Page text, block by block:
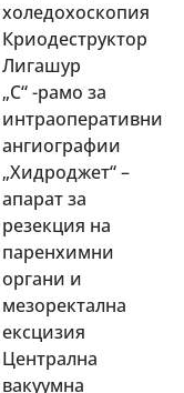
холедохоскопия
Криодеструктор
Лигашур
„С“ -рамо за
интраоперативни
ангиографии
„Хидроджет“ –
апарат за
резекция на
паренхимни
органи и
мезоректална
ексцизия
Централна
вакуумна